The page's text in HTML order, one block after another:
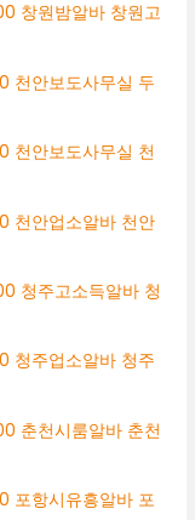
창원밤알바 창원고
천안보도사무실 두
천안보도사무실 천
천안업소알바 천안
청주고소득알바 청
청주업소알바 청주
춘천시룸알바 춘천
포항시유흥알바 포